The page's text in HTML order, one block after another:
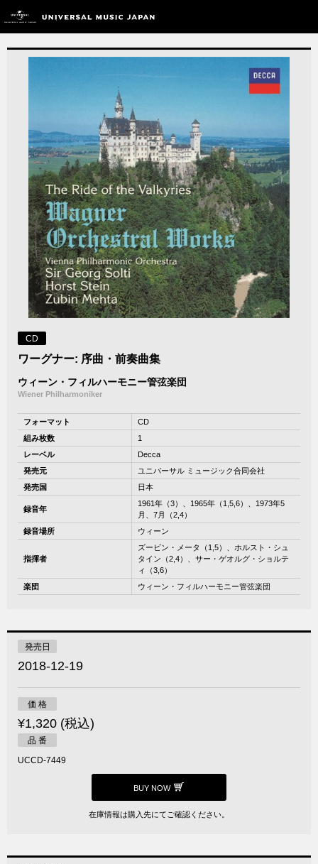
CD
ワーグナー: 序曲・前奏曲集
ウィーン・フィルハーモニー管弦楽団
Wiener Philharmoniker
フォーマット
CD
組み枚数
1
レーベル
Decca
発売元
ユニバーサル ミュージック合同会社
発売国
日本
録音年
1961年（3）、1965年（1,5,6）、1973年5
月、7月（2,4）
録音場所
ウィーン
指揮者
ズービン・メータ（1,5）、ホルスト・シュ
タイン（2,4）、サー・ゲオルグ・ショルテ
ィ（3,6）
楽団
ウィーン・フィルハーモニー管弦楽団
発売日
2018-12-19
価 格
¥1,320 (税込)
品 番
UCCD-7449
BUY NOW
在庫情報は購入先にてご確認ください。